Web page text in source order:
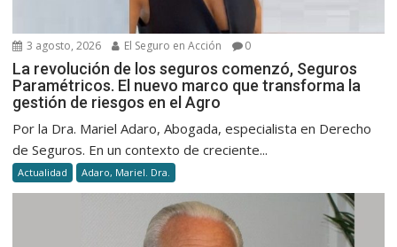
3 agosto, 2026 El Seguro en Acción 0
La revolución de los seguros comenzó, Seguros
Paramétricos. El nuevo marco que transforma la
gestión de riesgos en el Agro
Por la Dra. Mariel Adaro, Abogada, especialista en Derecho
de Seguros. En un contexto de creciente...
Actualidad Adaro, Mariel. Dra.